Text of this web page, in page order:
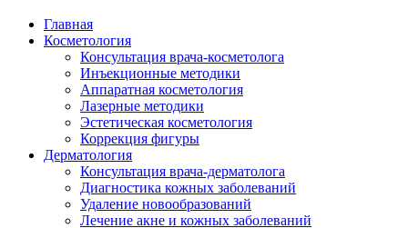
Главная
Косметология
Консультация врача-косметолога
Инъекционные методики
Аппаратная косметология
Лазерные методики
Эстетическая косметология
Коррекция фигуры
Дерматология
Консультация врача-дерматолога
Диагностика кожных заболеваний
Удаление новообразований
Лечение акне и кожных заболеваний